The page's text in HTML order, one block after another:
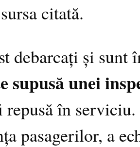
citată.
debarcați și
supusă unei
repusă în
pasagerilor, a